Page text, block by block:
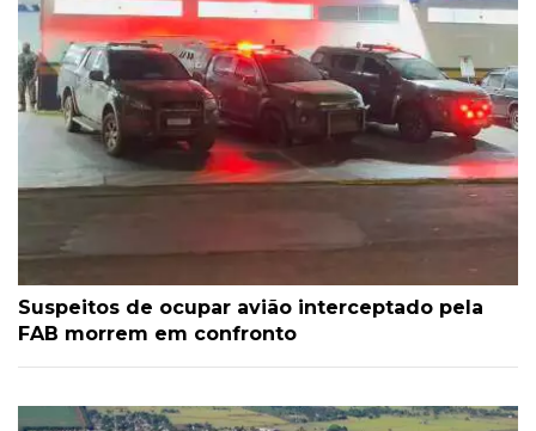
Suspeitos de ocupar avião interceptado pela
FAB morrem em confronto